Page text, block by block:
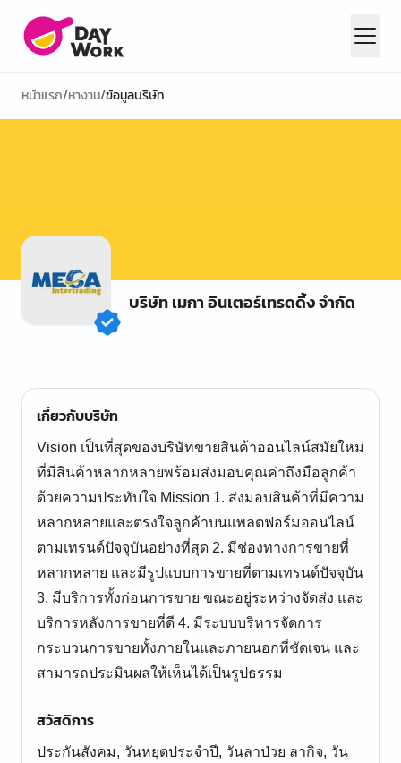
หน้าแรก/หางาน/ข้อมูลบริษัท
บริษัท เมกา อินเตอร์เทรดดิ้ง จำกัด
เกี่ยวกับบริษัท
Vision เป็นที่สุดของบริษัทขายสินค้าออนไลน์สมัยใหม่
ที่มีสินค้าหลากหลายพร้อมส่งมอบคุณค่าถึงมือลูกค้า
ด้วยความประทับใจ Mission 1. ส่งมอบสินค้าที่มีความ
หลากหลายและตรงใจลูกค้าบนแพลตฟอร์มออนไลน์
ตามเทรนด์ปัจจุบันอย่างที่สุด 2. มีช่องทางการขายที่
หลากหลาย และมีรูปแบบการขายที่ตามเทรนด์ปัจจุบัน
3. มีบริการทั้งก่อนการขาย ขณะอยู่ระหว่างจัดส่ง และ
บริการหลังการขายที่ดี 4. มีระบบบริหารจัดการ
กระบวนการขายทั้งภายในและภายนอกที่ชัดเจน และ
สามารถประมินผลให้เห็นได้เป็นรูปธรรม
สวัสดิการ
ประกันสังคม, วันหยุดประจำปี, วันลาป่วย ลากิจ, วัน